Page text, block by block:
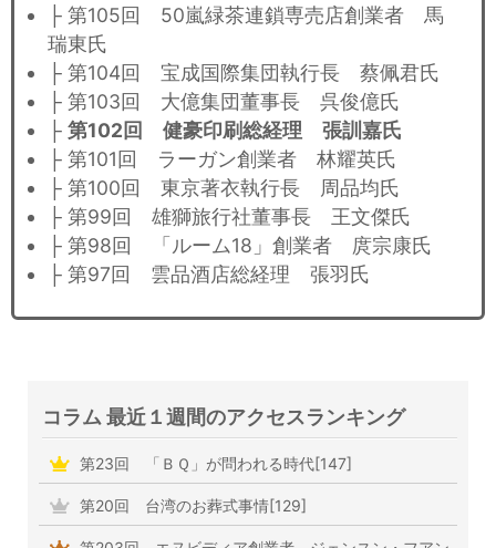
├ 第105回 50嵐緑茶連鎖専売店創業者 馬
瑞東氏
├ 第104回 宝成国際集団執行長 蔡佩君氏
├ 第103回 大億集団董事長 呉俊億氏
├ 第102回 健豪印刷総経理 張訓嘉氏
├ 第101回 ラーガン創業者 林耀英氏
├ 第100回 東京著衣執行長 周品均氏
├ 第99回 雄獅旅行社董事長 王文傑氏
├ 第98回 「ルーム18」創業者 庹宗康氏
├ 第97回 雲品酒店総経理 張羽氏
コラム 最近１週間のアクセスランキング
第23回 「ＢＱ」が問われる時代[147]
第20回 台湾のお葬式事情[129]